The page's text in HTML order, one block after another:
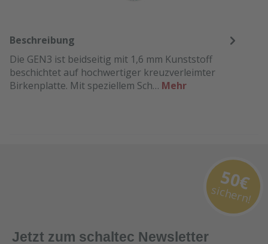
Beschreibung
Die GEN3 ist beidseitig mit 1,6 mm Kunststoff
beschichtet auf hochwertiger kreuzverleimter
Birkenplatte. Mit speziellem Sch… Mehr
Jetzt zum schaltec Newsletter
50€
sichern!